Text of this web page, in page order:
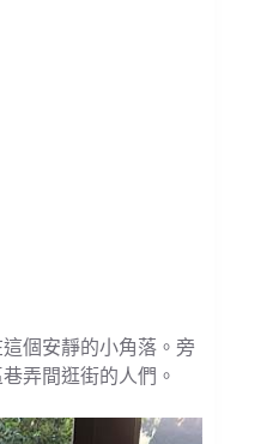
個安靜的小角落。旁
弄間逛街的人們。